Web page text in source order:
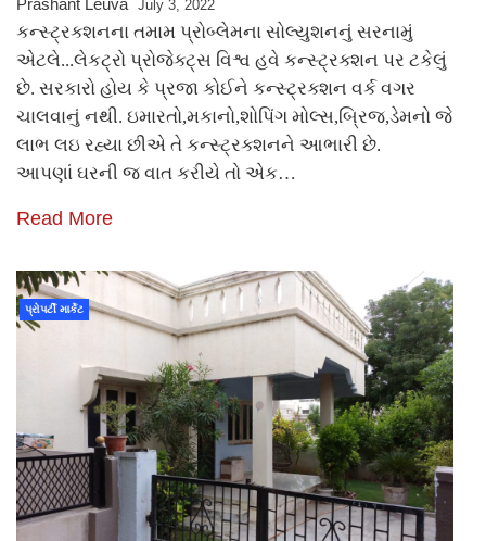
Prashant Leuva July 3, 2022
કન્સ્ટ્રક્શનના તમામ પ્રોબ્લેમના સોલ્યુશનનું સરનામું
એટલે...લેકટ્રો પ્રોજેક્ટ્સ વિશ્વ હવે કન્સ્ટ્રક્શન પર ટકેલું
છે. સરકારો હોય કે પ્રજા કોઈને કન્સ્ટ્રક્શન વર્ક વગર
ચાલવાનું નથી. ઇમારતો,મકાનો,શોપિંગ મોલ્સ,બ્રિજ,ડેમનો જે
લાભ લઇ રહ્યા છીએ તે કન્સ્ટ્રક્શનને આભારી છે.
આપણાં ઘરની જ વાત કરીયે તો એક…
Read More
પ્રોપર્ટી માર્કેટ